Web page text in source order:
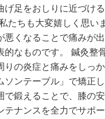
げ足をおしりに近づけ
たちも大変嬉しく思
悪くなることで痛みが
的なものです。 鍼灸整
りの炎症と痛みをしっ
ソンテーブル」で矯正
で鍛えることで、膝の
テナンスを全力でサポ